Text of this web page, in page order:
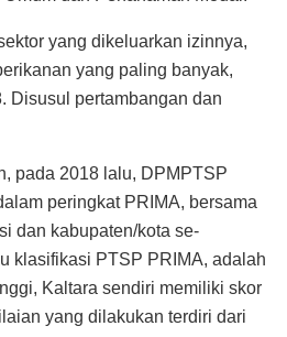
yang dikeluarkan izinnya,
yang paling banyak,
Disusul pertambangan dan
pada 2018 lalu, DPMPTSP
peringkat PRIMA, bersama
dan kabupaten/kota se-
klasifikasi PTSP PRIMA, adalah
Kaltara sendiri memiliki skor
yang dilakukan terdiri dari